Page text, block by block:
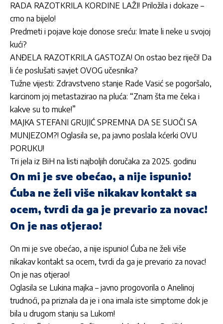
RADA RAZOTKRILA KORDINE LAŽI! Priložila i dokaze –
crno na bijelo!
Predmeti i pojave koje donose sreću: Imate li neke u svojoj
kući?
ANĐELA RAZOTKRILA GASTOZA! On ostao bez riječi! Da
li će poslušati savjet OVOG učesnika?
Tužne vijesti: Zdravstveno stanje Rade Vasić se pogoršalo,
karcinom joj metastazirao na pluća: “Znam šta me čeka i
kakve su to muke!”
MAJKA STEFANI GRUJIĆ SPREMNA DA SE SUOČI SA
MUNJEZOM?! Oglasila se, pa javno poslala kćerki OVU
PORUKU!
Tri jela iz BiH na listi najboljih doručaka za 2025. godinu
On mi je sve obećao, a nije ispunio!
Ćuba ne želi više nikakav kontakt sa
ocem, tvrdi da ga je prevario za novac!
On je nas otjerao!
On mi je sve obećao, a nije ispunio! Ćuba ne želi više
nikakav kontakt sa ocem, tvrdi da ga je prevario za novac!
On je nas otjerao!
Oglasila se Lukina majka – javno progovorila o Anelinoj
trudnoći, pa priznala da je i ona imala iste simptome dok je
bila u drugom stanju sa Lukom!